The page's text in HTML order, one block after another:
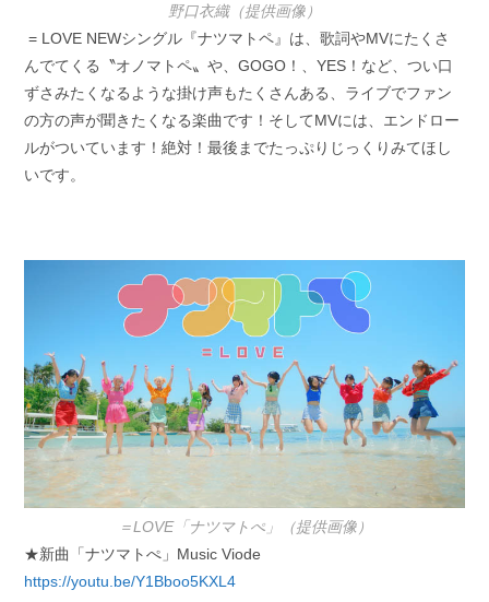
野口衣織（提供画像）
= LOVE NEWシングル『ナツマトペ』は、歌詞やMVにたくさ
んでてくる〝オノマトペ〟や、GOGO！、YES！など、つい口
ずさみたくなるような掛け声もたくさんある、ライブでファン
の方の声が聞きたくなる楽曲です！そしてMVには、エンドロー
ルがついています！絶対！最後までたっぷりじっくりみてほし
いです。
＝LOVE「ナツマトぺ」（提供画像）
★新曲「ナツマトぺ」Music Viode
https://youtu.be/Y1Bboo5KXL4